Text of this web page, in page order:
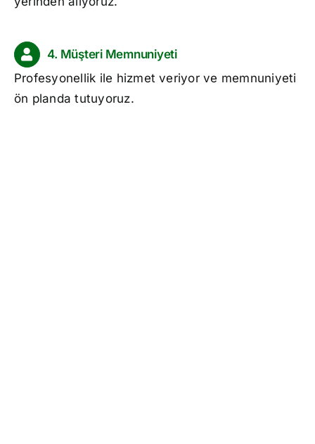
4. Müşteri Memnuniyeti
Profesyonellik ile hizmet veriyor ve memnuniyeti
ön planda tutuyoruz.